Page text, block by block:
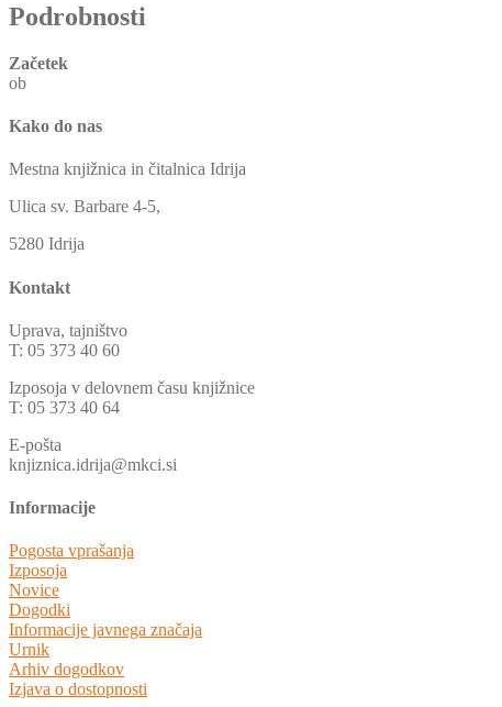
Podrobnosti
Začetek
ob
Kako do nas
Mestna knjižnica in čitalnica Idrija
Ulica sv. Barbare 4-5,
5280 Idrija
Kontakt
Uprava, tajništvo
T: 05 373 40 60
Izposoja v delovnem času knjižnice
T: 05 373 40 64
E-pošta
knjiznica.idrija@mkci.si
Informacije
Pogosta vprašanja
Izposoja
Novice
Dogodki
Informacije javnega značaja
Urnik
Arhiv dogodkov
Izjava o dostopnosti